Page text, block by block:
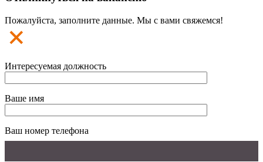
Пожалуйста, заполните данные. Мы с вами свяжемся!
Интересуемая должность
Ваше имя
Ваш номер телефона